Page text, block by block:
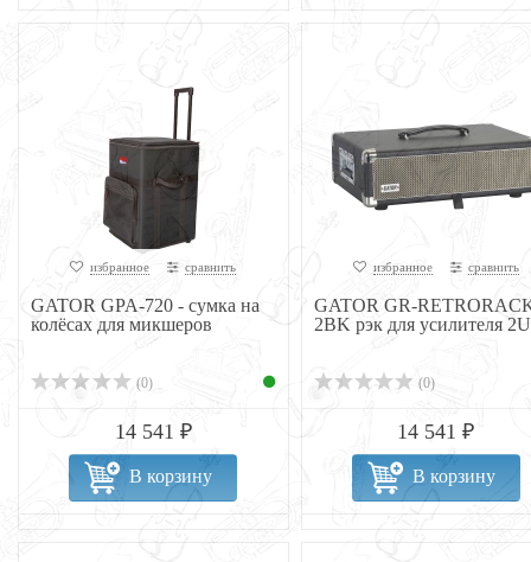
избранное сравнить
GATOR GPA-720 - сумка на
колёсах для микшеров
(0)
14 541 ₽
В корзину
избранное сравнить
GATOR GR-
2BK рэк для усилителя 2U
(0)
14 541 ₽
В корзину